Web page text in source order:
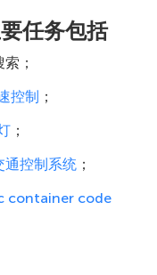
任务包括
；
控制 ；
；
通控制系统 ；
container code